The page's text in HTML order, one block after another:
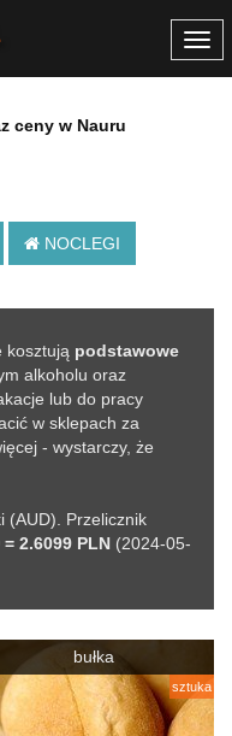
ceny w Nauru
NOCLEGI
kosztują podstawowe
alkoholu oraz
lub do pracy
w sklepach za
- wystarczy, że
(AUD). Przelicznik
= 2.6099 PLN (2024-05-
bułka
sztuka